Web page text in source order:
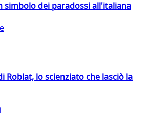
simbolo dei paradossi all'italiana
Roblat, lo scienziato che lasciò la